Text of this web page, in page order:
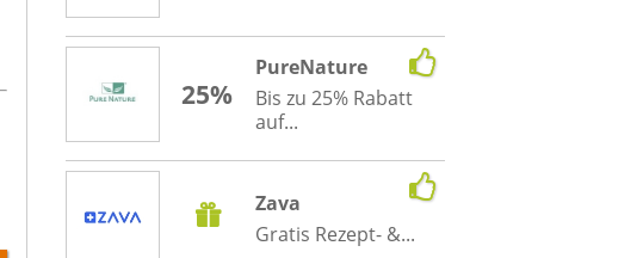
25%
PureNature
Bis zu 25% Rabatt
auf...
Zava
Gratis Rezept- &...